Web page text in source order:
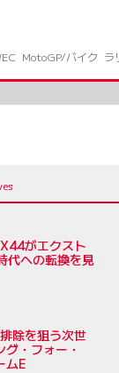
MotoGP/バイク ラ
がエクスト
代への転換を見
除を狙う次世
・フォー・
ムE